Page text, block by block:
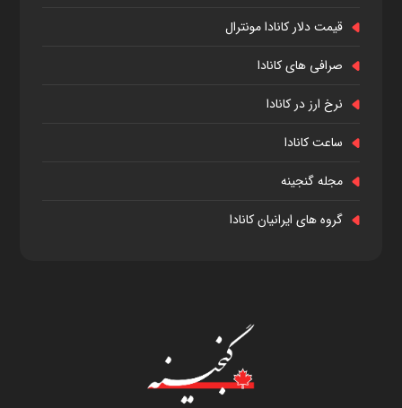
قیمت دلار کانادا مونترال
صرافی های کانادا
نرخ ارز در کانادا
ساعت کانادا
مجله گنجینه
گروه های ایرانیان کانادا